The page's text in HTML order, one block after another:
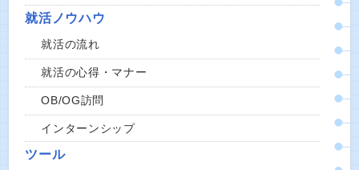
就活ノウハウ
就活の流れ
就活の心得・マナー
OB/OG訪問
インターンシップ
ツール